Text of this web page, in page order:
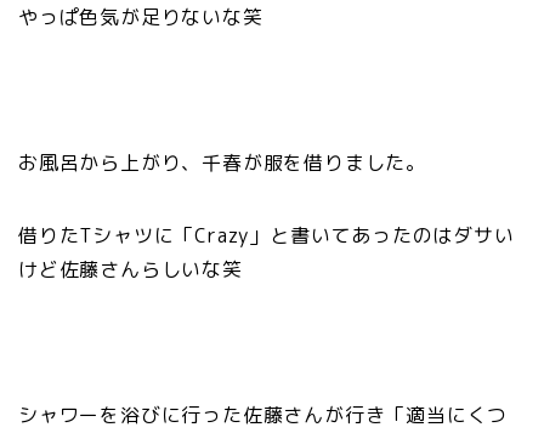
やっぱ色気が足りないな笑
お風呂から上がり、千春が服を借りました。
借りたTシャツに「Crazy」と書いてあったのはダサい
けど佐藤さんらしいな笑
シャワーを浴びに行った佐藤さんが行き「適当にくつ